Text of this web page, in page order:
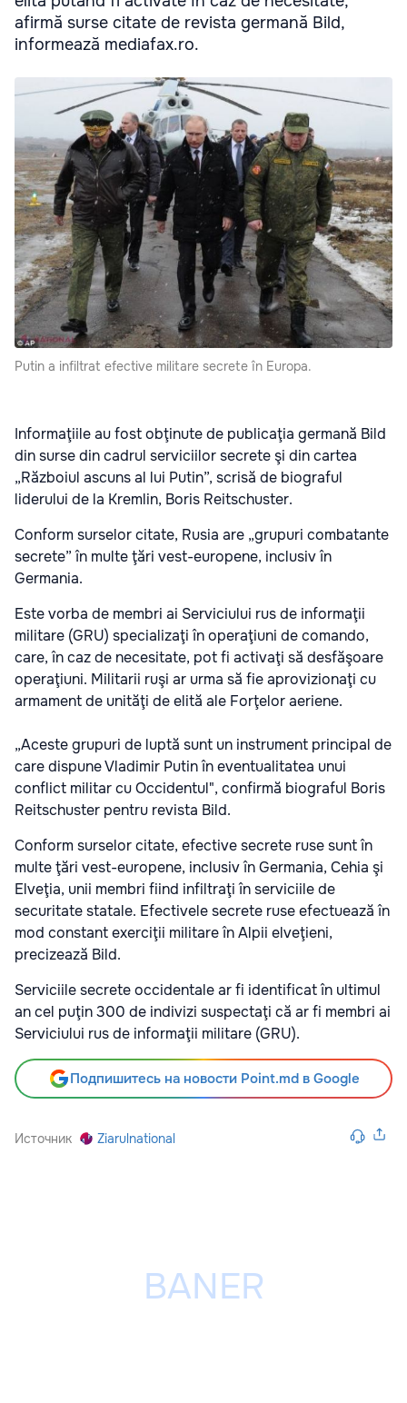
afirmă surse citate de revista germană Bild,
informează mediafax.ro.
Putin a infiltrat efective militare secrete în Europa.
Informaţiile au fost obţinute de publicaţia germană Bild
din surse din cadrul serviciilor secrete şi din cartea
„Războiul ascuns al lui Putin”, scrisă de biograful
liderului de la Kremlin, Boris Reitschuster.
Conform surselor citate, Rusia are „grupuri combatante
secrete” în multe ţări vest-europene, inclusiv în
Germania.
Este vorba de membri ai Serviciului rus de informaţii
militare (GRU) specializaţi în operaţiuni de comando,
care, în caz de necesitate, pot fi activaţi să desfăşoare
operaţiuni. Militarii ruşi ar urma să fie aprovizionaţi cu
armament de unităţi de elită ale Forţelor aeriene.
„Aceste grupuri de luptă sunt un instrument principal de
care dispune Vladimir Putin în eventualitatea unui
conflict militar cu Occidentul", confirmă biograful Boris
Reitschuster pentru revista Bild.
Conform surselor citate, efective secrete ruse sunt în
multe ţări vest-europene, inclusiv în Germania, Cehia şi
Elveţia, unii membri fiind infiltraţi în serviciile de
securitate statale. Efectivele secrete ruse efectuează în
mod constant exerciţii militare în Alpii elveţieni,
precizează Bild.
Serviciile secrete occidentale ar fi identificat în ultimul
an cel puţin 300 de indivizi suspectaţi că ar fi membri ai
Serviciului rus de informaţii militare (GRU).
Подпишитесь на новости Point.md в Google
Источник Ziarulnational